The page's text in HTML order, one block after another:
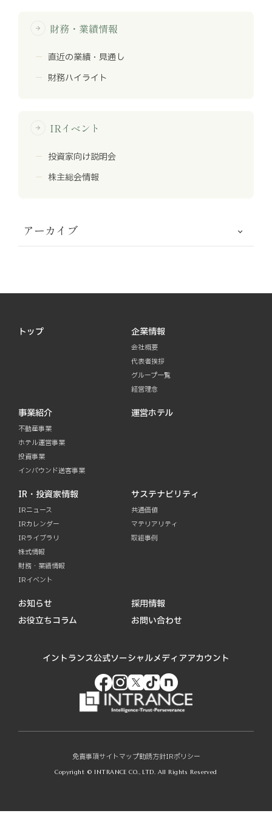
arrow_forward 財務・業績情報
直近の業績・見通し
財務ハイライト
arrow_forward IRイベント
投資家向け説明会
株主総会情報
アーカイブ
トップ 企業情報
会社概要
代表者挨拶
グループ一覧
経営理念
事業紹介
不動産事業
ホテル運営事業
投資事業
インバウンド送客事業
運営ホテル
IR・投資家情報
IRニュース
IRカレンダー
IRライブラリ
株式情報
財務・業績情報
IRイベント
サステナビリティ
共通価値
マテリアリティ
取組事例
お知らせ
お役立ちコラム
採用情報
お問い合わせ
イントランス公式ソーシャルメディアアカウント
免責事項サイトマップ勧誘方針IRポリシー
Copyright © INTRANCE CO., LTD. All Rights Reserved